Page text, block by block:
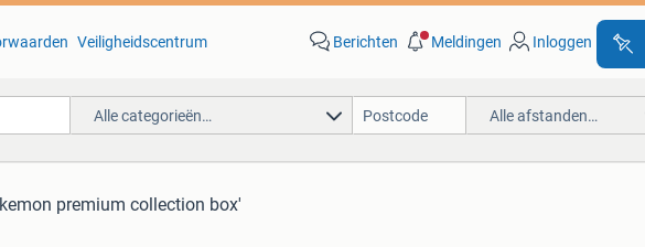
Veiligheidscentrum Berichten Meldingen Inloggen
Alle categorieën… Alle afstanden…
premium collection box'